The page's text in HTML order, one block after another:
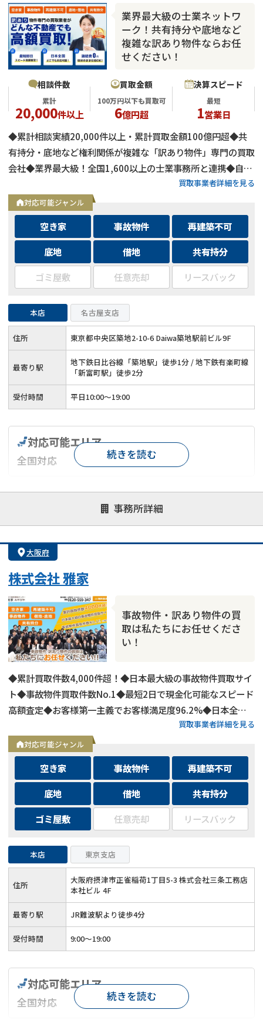
業界最大級の士業ネットワ
ーク！共有持分や底地など
複雑な訳あり物件ならお任
せください！
相談件数
累計
20,000件以上
買取金額
100万円以下も買取可
6億円超
決算スピード
最短
1営業日
◆累計相談実績20,000件以上・累計買取金額100億円超◆共
有持分・底地など権利関係が複雑な「訳あり物件」専門の買取
会社◆業界最大級！全国1,600以上の士業事務所と連携◆自己
資金による買取のため、融資審査を待たず最短即日で決済可能
◆士業事務所や大手不動産会社からの相談実績も多数
買取事業者詳細を見る
対応可能ジャンル
空き家 事故物件
再建築不可
底地
借地
共有持分
ゴミ屋敷
任意売却 リースバック
本店 名古屋支店
住所 東京都中央区築地2-10-6 Daiwa築地駅前ビル9F
最寄り駅
地下鉄日比谷線「築地駅」徒歩1分 / 地下鉄有楽町線
「新富町駅」徒歩2分
受付時間 平日10:00～19:00
事務所詳細
対応可能エリア
全国対応
対応が親身 オンライン面談可能
レスポンスが早い
1億円以上の買取可
続きを読む
大阪府
株式会社 雅家
事故物件・訳あり物件の買
取は私たちにお任せくださ
い！
◆累計買取件数4,000件超！◆日本最大級の事故物件買取サイ
ト◆事故物件買取件数No.1◆最短2日で現金化可能なスピード
高額査定◆お客様第一主義でお客様満足度96.2%◆日本全国
買取事業者詳細を見る
対応可能ジャンル
空き家 事故物件
再建築不可
底地
借地
共有持分
ゴミ屋敷
任意売却 リースバック
本店 東京支店
住所
大阪府摂津市正雀稲荷1丁目5-3 株式会社三条工務店
本社ビル 4F
最寄り駅 JR難波駅より徒歩4分
受付時間 9:00～19:00
対応可能エリア
全国対応 続きを読む